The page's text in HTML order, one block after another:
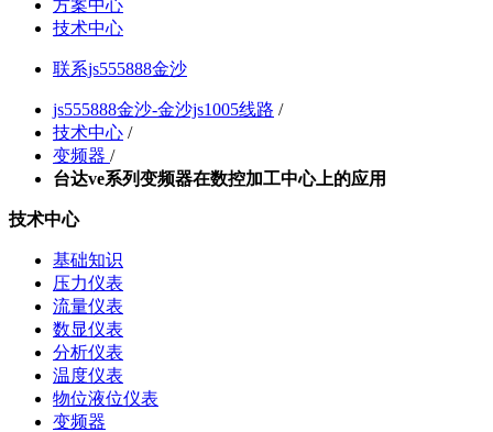
方案中心
技术中心
联系js555888金沙
js555888金沙-金沙js1005线路 /
技术中心 /
变频器 /
台达ve系列变频器在数控加工中心上的应用
技术中心
基础知识
压力仪表
流量仪表
数显仪表
分析仪表
温度仪表
物位液位仪表
变频器